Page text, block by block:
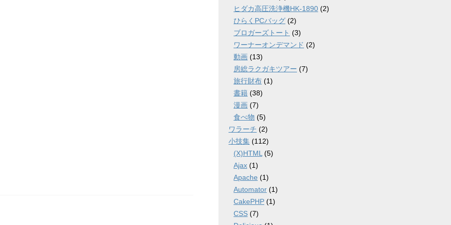
ヒダカ高圧洗浄機HK-1890 (2)
ひらくPCバッグ (2)
ブロガーズトート (3)
ワーナーオンデマンド (2)
動画 (13)
房総ラクガキツアー (7)
旅行財布 (1)
書籍 (38)
漫画 (7)
食べ物 (5)
ワラーチ (2)
小技集 (112)
(X)HTML (5)
Ajax (1)
Apache (1)
Automator (1)
CakePHP (1)
CSS (7)